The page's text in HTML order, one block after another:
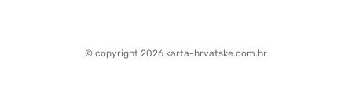
© copyright 2026 karta-hrvatske.com.hr